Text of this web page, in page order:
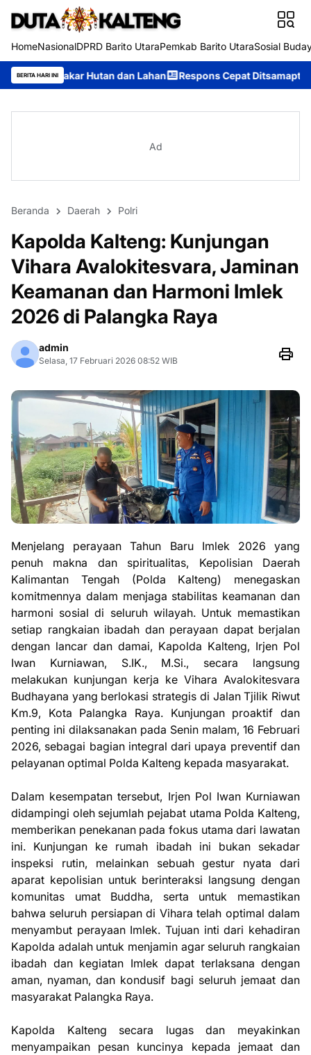
HomeNasionalDPRD Barito UtaraPemkab Barito UtaraSosial
BERITA HARI INI
dan Lahan Respons Cepat Ditsamapta Polda Kalteng
Ad
Beranda Daerah Polri
Kapolda Kalteng: Kunjungan
Vihara Avalokitesvara, Jaminan
Keamanan dan Harmoni Imlek
2026 di Palangka Raya
admin
Selasa, 17 Februari 2026 08:52 WIB
Menjelang perayaan Tahun Baru Imlek 2026 yang
penuh makna dan spiritualitas, Kepolisian Daerah
Kalimantan Tengah (Polda Kalteng) menegaskan
komitmennya dalam menjaga stabilitas keamanan dan
harmoni sosial di seluruh wilayah. Untuk memastikan
setiap rangkaian ibadah dan perayaan dapat berjalan
dengan lancar dan damai, Kapolda Kalteng, Irjen Pol
Iwan Kurniawan, S.IK., M.Si., secara langsung
melakukan kunjungan kerja ke Vihara Avalokitesvara
Budhayana yang berlokasi strategis di Jalan Tjilik Riwut
Km.9, Kota Palangka Raya. Kunjungan proaktif dan
penting ini dilaksanakan pada Senin malam, 16 Februari
2026, sebagai bagian integral dari upaya preventif dan
pelayanan optimal Polda Kalteng kepada masyarakat.
Dalam kesempatan tersebut, Irjen Pol Iwan Kurniawan
didampingi oleh sejumlah pejabat utama Polda Kalteng,
memberikan penekanan pada fokus utama dari lawatan
ini. Kunjungan ke rumah ibadah ini bukan sekadar
inspeksi rutin, melainkan sebuah gestur nyata dari
aparat kepolisian untuk berinteraksi langsung dengan
komunitas umat Buddha, serta untuk memastikan
bahwa seluruh persiapan di Vihara telah optimal dalam
menyambut perayaan Imlek. Tujuan inti dari kehadiran
Kapolda adalah untuk menjamin agar seluruh rangkaian
ibadah dan kegiatan Imlek dapat terlaksana dengan
aman, nyaman, dan kondusif bagi seluruh jemaat dan
masyarakat Palangka Raya.
Kapolda Kalteng secara lugas dan meyakinkan
menyampaikan pesan kuncinya kepada jemaat dan